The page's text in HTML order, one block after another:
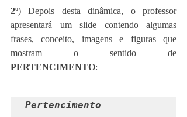
2º) Depois desta dinâmica, o professor
apresentará um slide contendo algumas
frases, conceito, imagens e figuras que
PERTENCIMENTO:
Pertencimento